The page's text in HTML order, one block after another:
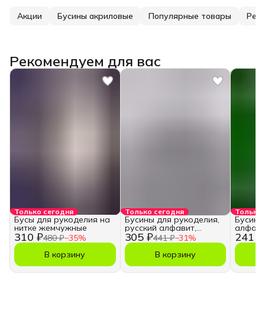
Акции Бусины акриловые Популярные товары
Рекомендуем для вас
Только сегодня
310 ₽480 ₽−35%
Бусы для рукоделия на
нитке жемчужные
В корзину
Только сегодня
305 ₽441 ₽−31%
Бусины для рукоделия,
русский алфавит,
кубики
В корзину
Только
241 ₽